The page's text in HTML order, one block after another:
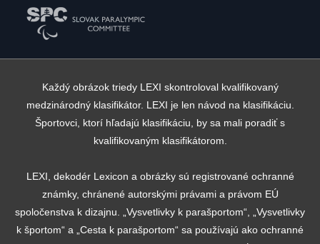
Každý obrázok triedy LEXI skontroloval kvalifikovaný
medzinárodný klasifikátor. LEXI je len návod na klasifikáciu.
Športovci, ktorí hľadajú klasifikáciu, by sa mali poradiť s
kvalifikovaným klasifikátorom.
LEXI, dekodér Lexicon a obrázky sú registrované ochranné
známky, chránené autorskými právami a právom EÚ
spoločenstva k dizajnu. „Vysvetlivky k parašportom“, „Vysvetlivky
k športom“ a „Cesta k parašportom“ sa používajú ako ochranné